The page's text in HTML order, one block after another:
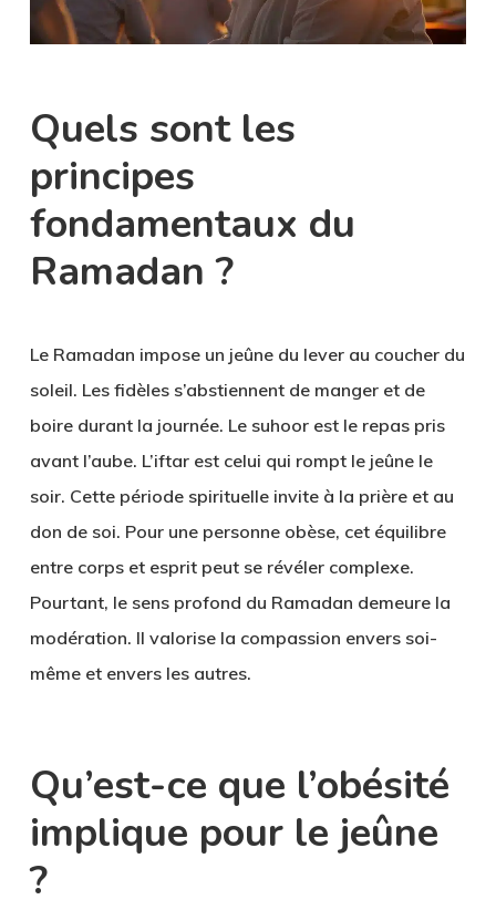
Quels sont les
principes
fondamentaux du
Ramadan ?
Le Ramadan impose un jeûne du lever au coucher du
soleil. Les fidèles s’abstiennent de manger et de
boire durant la journée. Le suhoor est le repas pris
avant l’aube. L’iftar est celui qui rompt le jeûne le
soir. Cette période spirituelle invite à la prière et au
don de soi. Pour une personne obèse, cet équilibre
entre corps et esprit peut se révéler complexe.
Pourtant, le sens profond du Ramadan demeure la
modération. Il valorise la compassion envers soi-
même et envers les autres.
Qu’est-ce que l’obésité
implique pour le jeûne
?